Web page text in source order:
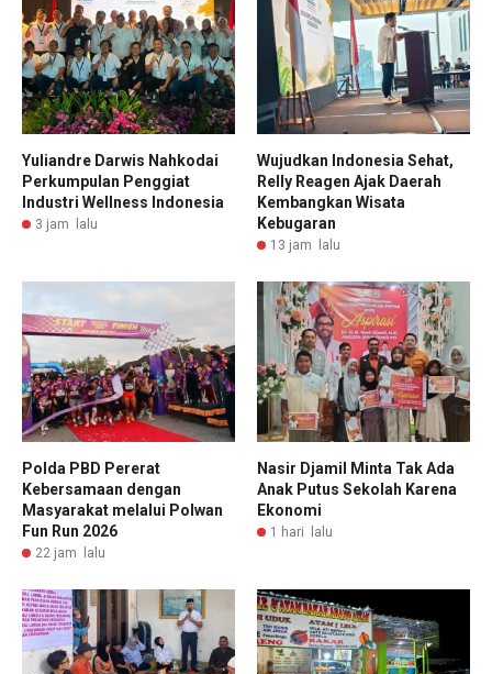
Yuliandre Darwis Nahkodai
Perkumpulan Penggiat
Industri Wellness Indonesia
3 jam lalu
Wujudkan Indonesia Sehat,
Relly Reagen Ajak Daerah
Kembangkan Wisata
Kebugaran
13 jam lalu
Polda PBD Pererat
Kebersamaan dengan
Masyarakat melalui Polwan
Fun Run 2026
22 jam lalu
Nasir Djamil Minta Tak Ada
Anak Putus Sekolah Karena
Ekonomi
1 hari lalu